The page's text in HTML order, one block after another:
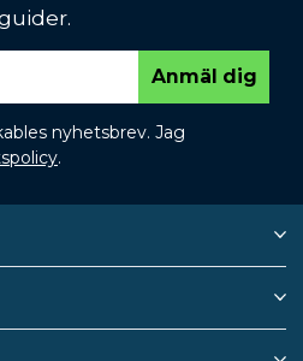
Anmäl dig
nyhetsbrev. Jag
.